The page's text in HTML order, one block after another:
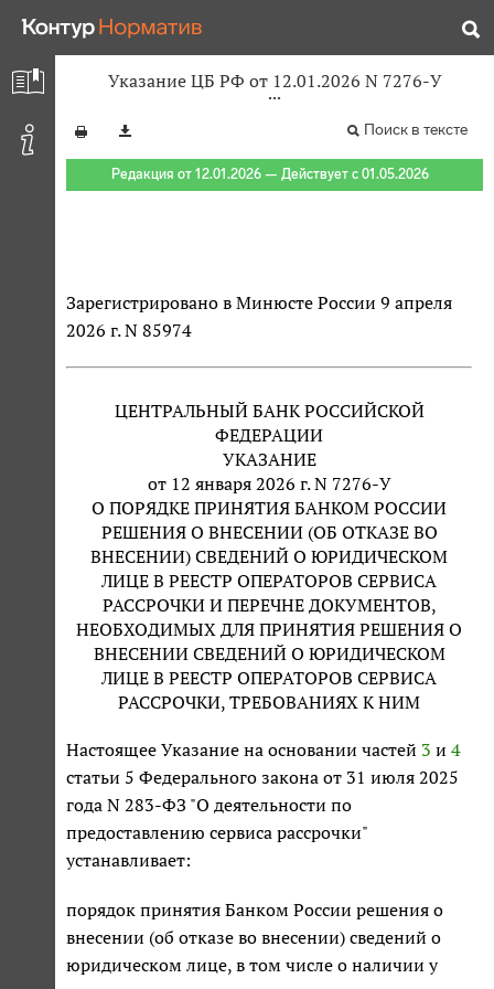
Указание ЦБ РФ от 12.01.2026 N 7276-У
Поиск в тексте
Редакция от 12.01.2026 — Действует с 01.05.2026
Зарегистрировано в Минюсте России 9 апреля
2026 г. N 85974
ЦЕНТРАЛЬНЫЙ БАНК РОССИЙСКОЙ
ФЕДЕРАЦИИ
УКАЗАНИЕ
от 12 января 2026 г. N 7276-У
О ПОРЯДКЕ ПРИНЯТИЯ БАНКОМ РОССИИ
РЕШЕНИЯ О ВНЕСЕНИИ (ОБ ОТКАЗЕ ВО
ВНЕСЕНИИ) СВЕДЕНИЙ О ЮРИДИЧЕСКОМ
ЛИЦЕ В РЕЕСТР ОПЕРАТОРОВ СЕРВИСА
РАССРОЧКИ И ПЕРЕЧНЕ ДОКУМЕНТОВ,
НЕОБХОДИМЫХ ДЛЯ ПРИНЯТИЯ РЕШЕНИЯ О
ВНЕСЕНИИ СВЕДЕНИЙ О ЮРИДИЧЕСКОМ
ЛИЦЕ В РЕЕСТР ОПЕРАТОРОВ СЕРВИСА
РАССРОЧКИ, ТРЕБОВАНИЯХ К НИМ
Настоящее Указание на основании частей 3 и 4
статьи 5 Федерального закона от 31 июля 2025
года N 283-ФЗ "О деятельности по
предоставлению сервиса рассрочки"
устанавливает:
порядок принятия Банком России решения о
внесении (об отказе во внесении) сведений о
юридическом лице, в том числе о наличии у